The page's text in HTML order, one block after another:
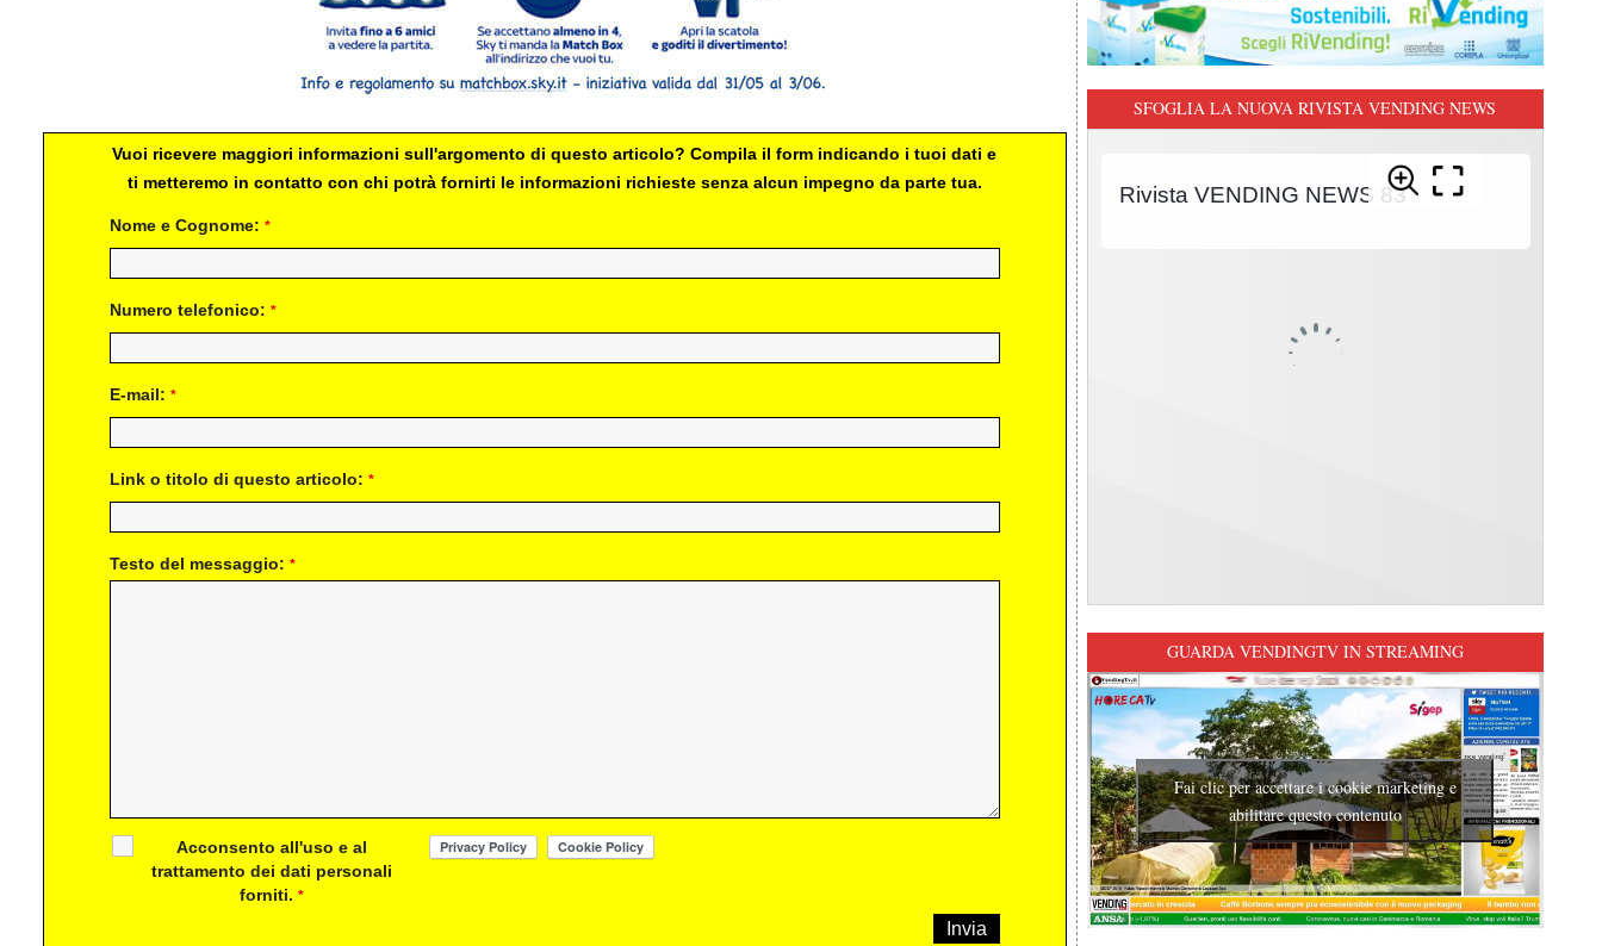
Vuoi ricevere maggiori informazioni sull'argomento di questo articolo? Compila il form indicando i tuoi dati e
ti metteremo in contatto con chi potrà fornirti le informazioni richieste senza alcun impegno da parte tua.
Nome e Cognome: *
Numero telefonico: *
E-mail: *
Link o titolo di questo articolo: *
Testo del messaggio: *
Acconsento all'uso e al
trattamento dei dati personali
forniti.*
SFOGLIA LA NUOVA RIVISTA VENDING NEWS
GUARDA VENDINGTV IN STREAMING
Fai clic per accettare i cookie marketing e
abilitare questo contenuto